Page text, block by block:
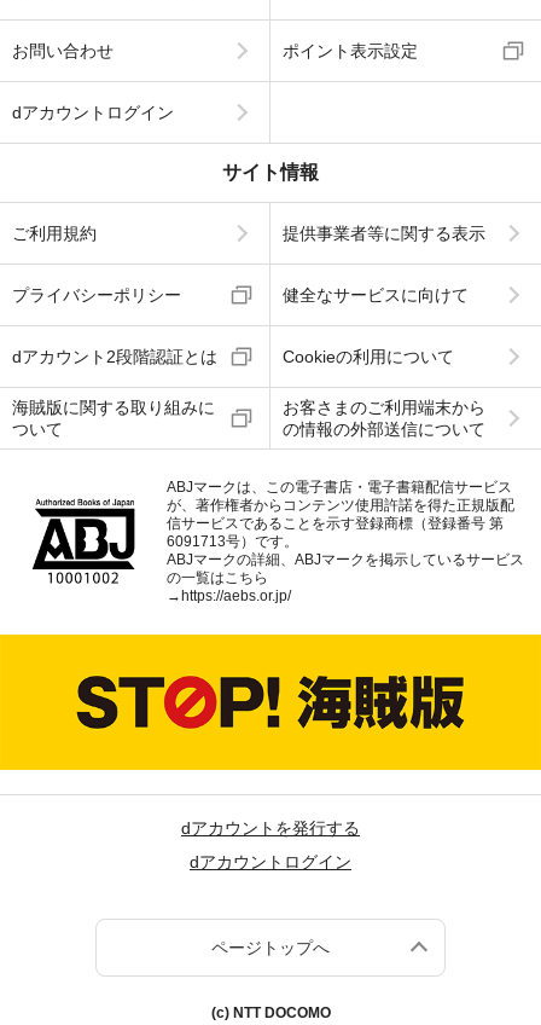
お問い合わせ ポイント表示設定
dアカウントログイン
サイト情報
ご利用規約 提供事業者等に関する表示
プライバシーポリシー 健全なサービスに向けて
dアカウント2段階認証とは Cookieの利用について
海賊版に関する取り組みに
ついて
お客さまのご利用端末から
の情報の外部送信について
ABJマークは、この電子書店・電子書籍配信サービス
が、著作権者からコンテンツ使用許諾を得た正規版配
信サービスであることを示す登録商標（登録番号 第
6091713号）です。
ABJマークの詳細、ABJマークを掲示しているサービス
の一覧はこちら
→https://aebs.or.jp/
dアカウントを発行する
dアカウントログイン
ページトップへ
(c) NTT DOCOMO